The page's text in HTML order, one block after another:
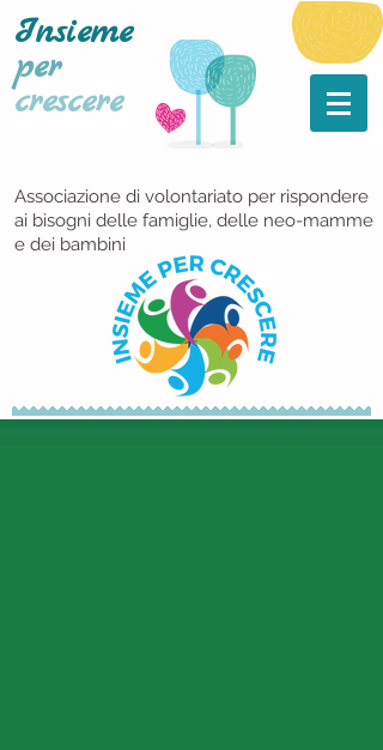
Insieme
per
crescere
Associazione di volontariato per rispondere
ai bisogni delle famiglie, delle neo-mamme
e dei bambini